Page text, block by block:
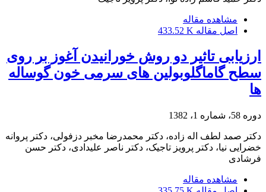
مشاهده مقاله
اصل مقاله 433.52 K
ارزیابی تاثیر دو روش خورانیدن آغوز بر روی
سطح گاماگلوبولین های سرمی خون گوساله
ها
دوره 58، شماره 1، 1382
دکتر صمد لطف اله زاده، دکتر محمدرضا مخبر دزفولی، دکتر پروانه
خضرایی نیا، دکتر پرویز تاجیک، دکتر ناصر علیدادی، دکتر حسن
فرشادی
مشاهده مقاله